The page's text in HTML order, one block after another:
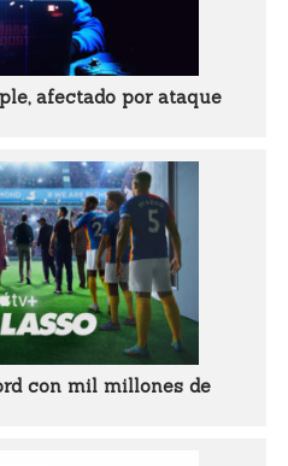
afectado por ataque
con mil millones de